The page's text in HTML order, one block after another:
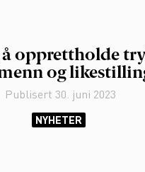
opprettholde
og
Publisert30. juni 2023
NYHETER